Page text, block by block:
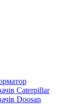
Caterpillar
Doosan